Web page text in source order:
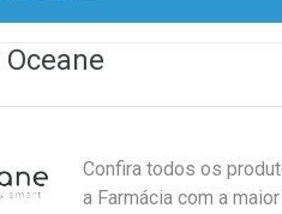
Oceane
Confira todos os
a Farmácia com a